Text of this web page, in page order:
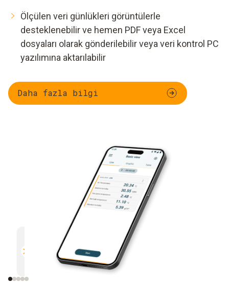
Ölçülen veri günlükleri görüntülerle
desteklenebilir ve hemen PDF veya Excel
dosyaları olarak gönderilebilir veya veri kontrol PC
yazılımına aktarılabilir
Daha fazla bilgi
Çok fonksiyonlu
Bluetooth özellikli tüm Testo
ölçüm cihazlarıyla uyumlu